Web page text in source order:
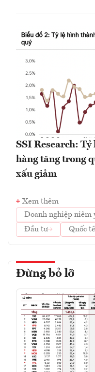
SSI Research: Tỷ
hàng tăng trong
xấu giảm
Xem thêm
Doanh nghiệp niêm
Đầu tư
Quốc tế
Đừng bỏ lỡ